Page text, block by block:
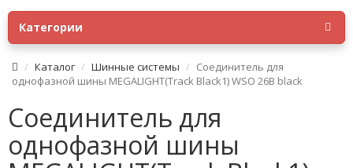
Категории
Каталог Шинные системы
Соединитель для
однофазной шины MEGALIGHT(Track Black1) WSO 26B black
Соединитель для
однофазной шины